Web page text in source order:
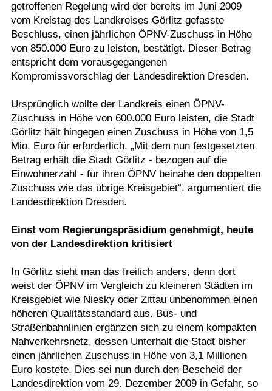
getroffenen Regelung wird der bereits im Juni 2009
vom Kreistag des Landkreises Görlitz gefasste
Beschluss, einen jährlichen ÖPNV-Zuschuss in Höhe
von 850.000 Euro zu leisten, bestätigt. Dieser Betrag
entspricht dem vorausgegangenen
Kompromissvorschlag der Landesdirektion Dresden.
Ursprünglich wollte der Landkreis einen ÖPNV-
Zuschuss in Höhe von 600.000 Euro leisten, die Stadt
Görlitz hält hingegen einen Zuschuss in Höhe von 1,5
Mio. Euro für erforderlich. „Mit dem nun festgesetzten
Betrag erhält die Stadt Görlitz - bezogen auf die
Einwohnerzahl - für ihren ÖPNV beinahe den doppelten
Zuschuss wie das übrige Kreisgebiet“, argumentiert die
Landesdirektion Dresden.
Einst vom Regierungspräsidium genehmigt, heute
von der Landesdirektion kritisiert
In Görlitz sieht man das freilich anders, denn dort
weist der ÖPNV im Vergleich zu kleineren Städten im
Kreisgebiet wie Niesky oder Zittau unbenommen einen
höheren Qualitätsstandard aus. Bus- und
Straßenbahnlinien ergänzen sich zu einem kompakten
Nahverkehrsnetz, dessen Unterhalt die Stadt bisher
einen jährlichen Zuschuss in Höhe von 3,1 Millionen
Euro kostete. Dies sei nun durch den Bescheid der
Landesdirektion vom 29. Dezember 2009 in Gefahr, so